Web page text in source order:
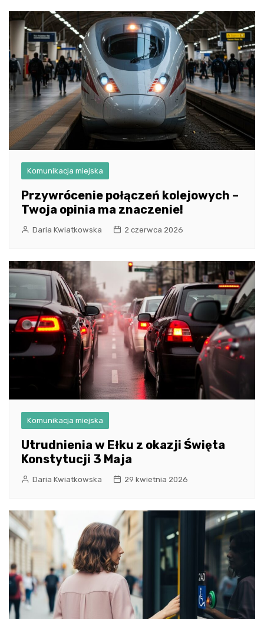
Komunikacja miejska
Przywrócenie połączeń kolejowych –
Twoja opinia ma znaczenie!
Daria Kwiatkowska 2 czerwca 2026
Komunikacja miejska
Utrudnienia w Ełku z okazji Święta
Konstytucji 3 Maja
Daria Kwiatkowska 29 kwietnia 2026